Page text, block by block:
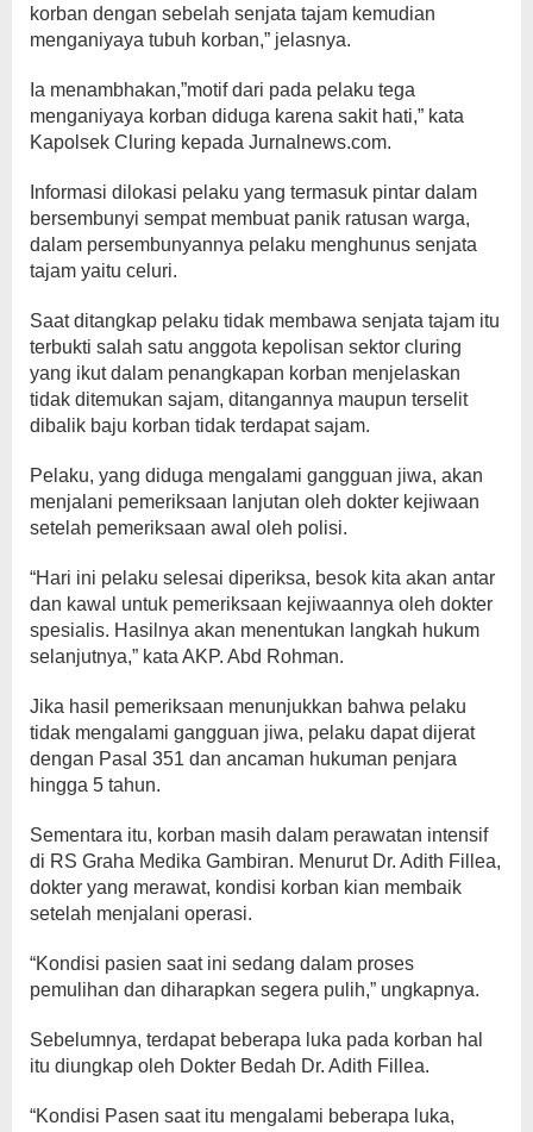
korban dengan sebelah senjata tajam kemudian
menganiyaya tubuh korban,” jelasnya.
Ia menambhakan,”motif dari pada pelaku tega
menganiyaya korban diduga karena sakit hati,” kata
Kapolsek Cluring kepada Jurnalnews.com.
Informasi dilokasi pelaku yang termasuk pintar dalam
bersembunyi sempat membuat panik ratusan warga,
dalam persembunyannya pelaku menghunus senjata
tajam yaitu celuri.
Saat ditangkap pelaku tidak membawa senjata tajam itu
terbukti salah satu anggota kepolisan sektor cluring
yang ikut dalam penangkapan korban menjelaskan
tidak ditemukan sajam, ditangannya maupun terselit
dibalik baju korban tidak terdapat sajam.
Pelaku, yang diduga mengalami gangguan jiwa, akan
menjalani pemeriksaan lanjutan oleh dokter kejiwaan
setelah pemeriksaan awal oleh polisi.
“Hari ini pelaku selesai diperiksa, besok kita akan antar
dan kawal untuk pemeriksaan kejiwaannya oleh dokter
spesialis. Hasilnya akan menentukan langkah hukum
selanjutnya,” kata AKP. Abd Rohman.
Jika hasil pemeriksaan menunjukkan bahwa pelaku
tidak mengalami gangguan jiwa, pelaku dapat dijerat
dengan Pasal 351 dan ancaman hukuman penjara
hingga 5 tahun.
Sementara itu, korban masih dalam perawatan intensif
di RS Graha Medika Gambiran. Menurut Dr. Adith Fillea,
dokter yang merawat, kondisi korban kian membaik
setelah menjalani operasi.
“Kondisi pasien saat ini sedang dalam proses
pemulihan dan diharapkan segera pulih,” ungkapnya.
Sebelumnya, terdapat beberapa luka pada korban hal
itu diungkap oleh Dokter Bedah Dr. Adith Fillea.
“Kondisi Pasen saat itu mengalami beberapa luka,